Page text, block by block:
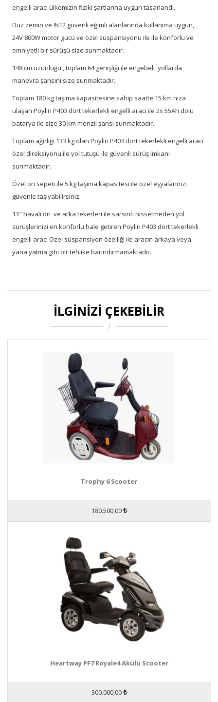
engelli aracı ülkemizin fiziki şartlarına uygun tasarlandı.
Düz zemin ve %12 güvenli eğimli alanlarında kullanıma uygun,
24V 800W motor gücü ve özel süspansiyonu ile ile konforlu ve
emniyetli bir sürüşü size sunmaktadır.
148 cm uzunluğu , toplam 64 genişliği ile engebeli yollarda
manevra şansını size sunmaktadır.
Toplam 180 kg taşıma kapasitesine sahip saatte 15 km hıza
ulaşan Poylin P403 dört tekerlekli engelli aracı ile 2x 55Ah dolu
batarya ile size 30 km menzil şansı sunmaktadır.
Toplam ağırlığı 133 kg olan Poylin P403 dört tekerlekli engelli aracı
özel direksiyonu ile yol tutuşu ile güvenli sürüş imkanı
sunmaktadır.
Özel ön sepeti ile 5 kg taşıma kapasitesi ile özel eşyalarınızı
güvenle taşıyabilirsiniz.
13" havalı ön ve arka tekerleri ile sarsıntı hissetmeden yol
sürüşlerinizi en konforlu hale getiren Poylin P403 dört tekerlekli
engelli aracı Özel süspansiyon özelliği ile aracın arkaya veya
yana yatma gibi bir tehlike barındırmamaktadır.
İLGINIZI ÇEKEBILIR
Trophy 6 Scooter
180.500,00
Heartway PF7 Royale4 Akülü Scooter
300.000,00